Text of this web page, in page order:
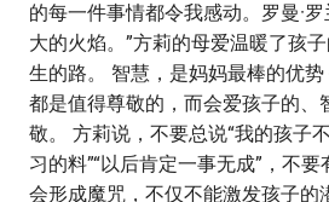
的每一件事情都令我感动。罗曼·
大的火焰。”方莉的母爱温暖了孩
生的路。 智慧，是妈妈最棒的优
都是值得尊敬的，而会爱孩子的、
敬。 方莉说，不要总说“我的孩子
习的料”“以后肯定一事无成”，不
会形成魔咒，不仅不能激发孩子的